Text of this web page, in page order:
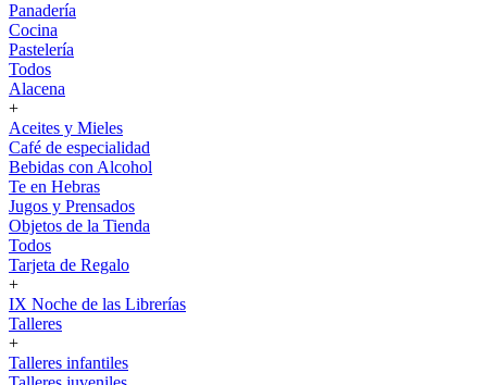
Panadería
Cocina
Pastelería
Todos
Alacena
+
Aceites y Mieles
Café de especialidad
Bebidas con Alcohol
Te en Hebras
Jugos y Prensados
Objetos de la Tienda
Todos
Tarjeta de Regalo
+
IX Noche de las Librerías
Talleres
+
Talleres infantiles